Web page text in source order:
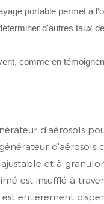
portable permet à
d'autres taux
d'aérosols
et à
est insufflé à
entièrement